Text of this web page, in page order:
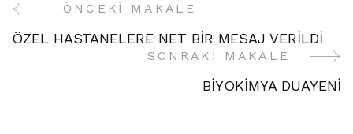
YazıÖNCEKI MAKALE
ÖZEL HASTANELERE NET BİR MESAJ VERİLDİ
SONRAKI MAKALE
BİYOKİMYA DUAYENİ